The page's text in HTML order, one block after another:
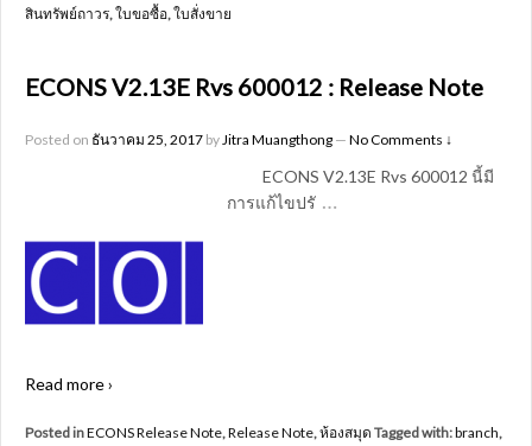
สินทรัพย์ถาวร, ใบขอซื้อ, ใบสั่งขาย
ECONS V2.13E Rvs 600012 : Release Note
Posted on ธันวาคม 25, 2017 by Jitra Muangthong — No Comments ↓
ECONS V2.13E Rvs 600012 นี้มี
การแก้ไขปรั …
Read more ›
Posted inECONS Release Note, Release Note, ห้องสมุด Tagged with:branch,